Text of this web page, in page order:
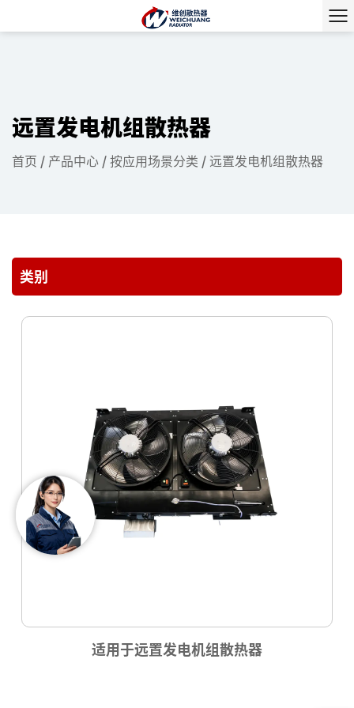
远置发电机组散热器
首页 / 产品中心 / 按应用场景分类 / 远置发电机组散热器
类别
适用于远置发电机组散热器